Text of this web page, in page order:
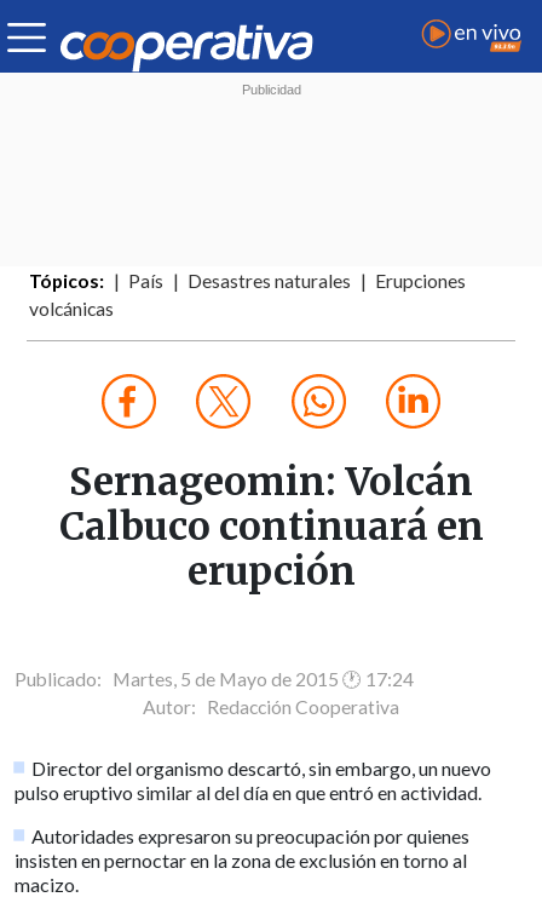
Tópicos: País Desastres naturales
Erupciones
volcánicas
Sernageomin: Volcán
Calbuco continuará en
erupción
Publicado: Martes, 5 de Mayo de 2015 🕐 17:24
Autor: Redacción Cooperativa
Director del organismo descartó, sin embargo, un nuevo
pulso eruptivo similar al del día en que entró en actividad.
Autoridades expresaron su preocupación por quienes
insisten en pernoctar en la zona de exclusión en torno al
macizo.